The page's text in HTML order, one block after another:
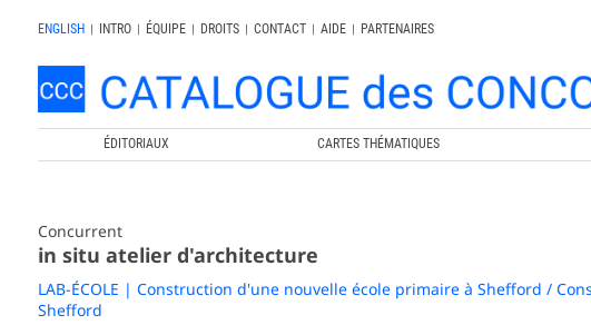
ENGLISH | INTRO | ÉQUIPE | DROITS | CONTACT | AIDE |
PARTENAIRES
ÉDITORIAUX CARTES THÉMATIQUES
Concurrent
in situ atelier d'architecture
LAB-ÉCOLE | Construction d'une nouvelle école primaire à Shefford /
Shefford